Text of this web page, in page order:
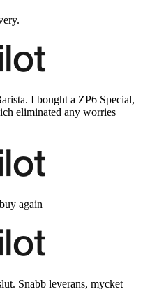
I bought a ZP6 Special,
eliminated any worries
again
Snabb leverans, mycket